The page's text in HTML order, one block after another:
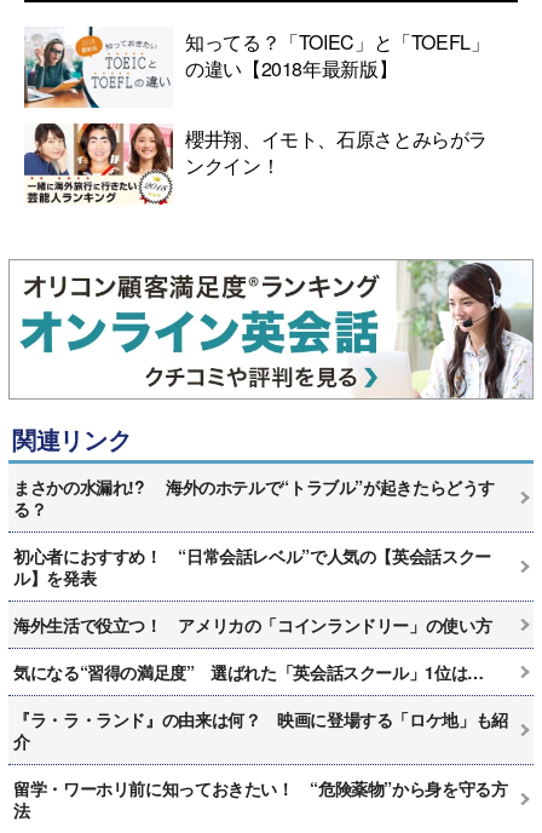
知ってる？「TOIEC」と「TOEFL」
の違い【2018年最新版】
櫻井翔、イモト、石原さとみらがラ
ンクイン！
関連リンク
まさかの水漏れ!? 海外のホテルで“トラブル”が起きたらどうす
る？
初心者におすすめ！ “日常会話レベル”で人気の【英会話スクー
ル】を発表
海外生活で役立つ！ アメリカの「コインランドリー」の使い方
気になる“習得の満足度” 選ばれた「英会話スクール」1位は…
『ラ・ラ・ランド』の由来は何？ 映画に登場する「ロケ地」も紹
介
留学・ワーホリ前に知っておきたい！ “危険薬物”から身を守る方
法